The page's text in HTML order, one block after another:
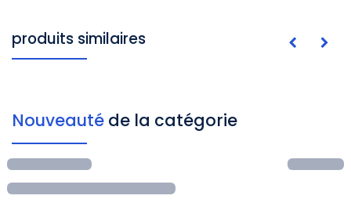
produits similaires
Nouveauté de la catégorie